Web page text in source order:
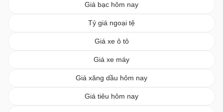
Giá bạc hôm nay
Tỷ giá ngoại tệ
Giá xe ô tô
Giá xe máy
Giá xăng dầu hôm nay
Giá tiêu hôm nay